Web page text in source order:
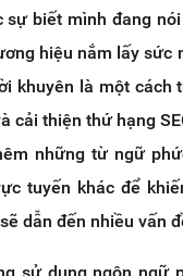
sự biết mình đang
hiệu nắm lấy sức
khuyên là một cách
cải thiện thứ hạng
những từ ngữ
tuyến khác để
dẫn đến nhiều vấn
sử dụng ngôn ngữ